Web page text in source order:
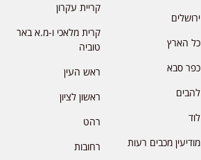
ירושלים
כל הארץ
כפר סבא
להבים
לוד
מודיעין מכבים רעות
קריית עקרון
קרית מלאכי ו-מ.א באר
טוביה
ראש העין
ראשון לציון
רהט
רחובות